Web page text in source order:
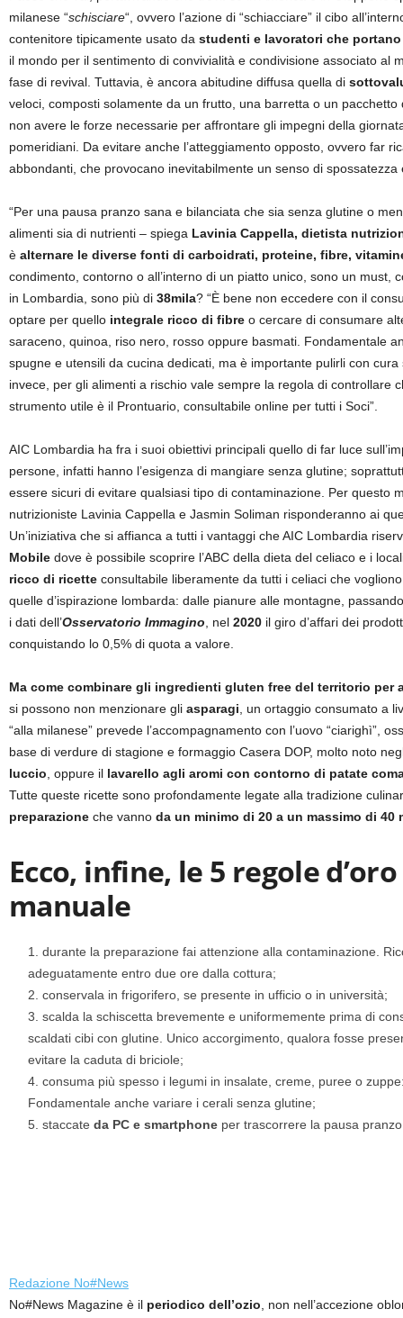
milanese “schisciare“, ovvero l’azione di “schiacciare” il cibo
contenitore tipicamente usato da studenti e lavoratori che
il mondo per il sentimento di convivialità e condivisione associato
fase di revival. Tuttavia, è ancora abitudine diffusa quella di
veloci, composti solamente da un frutto, una barretta o un
non avere le forze necessarie per affrontare gli impegni della
pomeridiani. Da evitare anche l’atteggiamento opposto, ovvero far
abbondanti, che provocano inevitabilmente un senso di spossatezza
“Per una pausa pranzo sana e bilanciata che sia senza glutine o
alimenti sia di nutrienti – spiega Lavinia Cappella, dietista
è alternare le diverse fonti di carboidrati, proteine, fibre,
condimento, contorno o all’interno di un piatto unico, sono un must,
in Lombardia, sono più di 38mila? “È bene non eccedere con il
optare per quello integrale ricco di fibre o cercare di consumare
saraceno, quinoa, riso nero, rosso oppure basmati. Fondamentale
spugne e utensili da cucina dedicati, ma è importante pulirli con
invece, per gli alimenti a rischio vale sempre la regola di controllare
strumento utile è il Prontuario, consultabile online per tutti i Soci”.
AIC Lombardia ha fra i suoi obiettivi principali quello di far luce
persone, infatti hanno l’esigenza di mangiare senza glutine;
essere sicuri di evitare qualsiasi tipo di contaminazione. Per questo
nutrizioniste Lavinia Cappella e Jasmin Soliman risponderanno ai
Un’iniziativa che si affianca a tutti i vantaggi che AIC Lombardia
Mobile dove è possibile scoprire l’ABC della dieta del celiaco e i
ricco di ricette consultabile liberamente da tutti i celiaci che
quelle d’ispirazione lombarda: dalle pianure alle montagne,
i dati dell’Osservatorio Immagino , nel 2020 il giro d’affari dei
conquistando lo 0,5% di quota a valore.
Ma come combinare gli ingredienti gluten free del territorio
si possono non menzionare gli asparagi , un ortaggio consumato a
“alla milanese” prevede l’accompagnamento con l’uovo “ciarighì”,
base di verdure di stagione e formaggio Casera DOP, molto noto
luccio , oppure il lavarello agli aromi con contorno di patate
Tutte queste ricette sono profondamente legate alla tradizione
preparazione che vanno da un minimo di 20 a un massimo di 40
Ecco, infine, le 5 regole
manuale
durante la preparazione fai attenzione alla contaminazione.
adeguatamente entro due ore dalla cottura;
conservala in frigorifero, se presente in ufficio o in università;
scalda la schiscetta brevemente e uniformemente prima di
scaldati cibi con glutine. Unico accorgimento, qualora fosse
evitare la caduta di briciole;
consuma più spesso i legumi in insalate, creme, puree o
Fondamentale anche variare i cerali senza glutine;
staccate da PC e smartphone per trascorrere la pausa
Redazione No#News
No#News Magazine è il periodico dell’ozio , non nell’accezione